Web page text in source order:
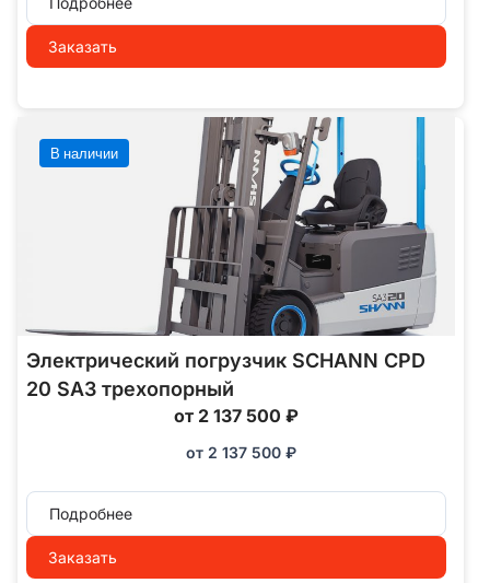
Заказать
В наличии
Электрический погрузчик SCHANN CPD
20 SA3 трехопорный
от 2 137 500 ₽
от 2 137 500 ₽
Подробнее
Заказать